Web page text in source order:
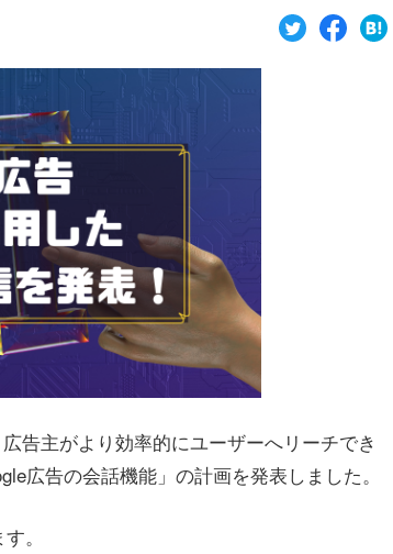
告主がより効率的にユーザーへリーチでき
広告の会話機能」の計画を発表しました。
。